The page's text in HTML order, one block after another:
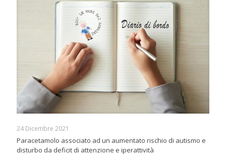
24 Dicembre 2021
Paracetamolo associato ad un aumentato rischio di autismo e
disturbo da deficit di attenzione e iperattività